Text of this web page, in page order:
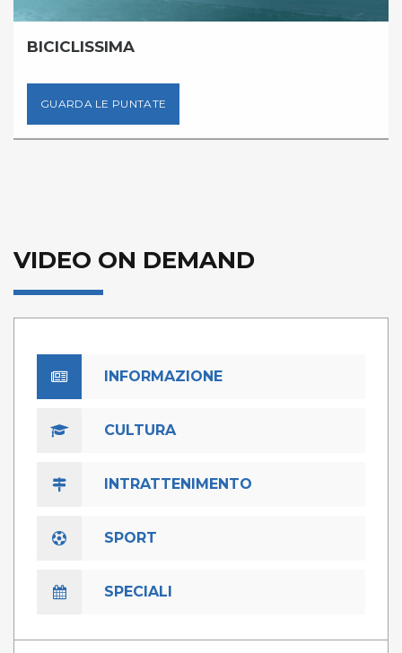
BICICLISSIMA
GUARDA LE PUNTATE
VIDEO ON DEMAND
INFORMAZIONE
CULTURA
INTRATTENIMENTO
SPORT
SPECIALI